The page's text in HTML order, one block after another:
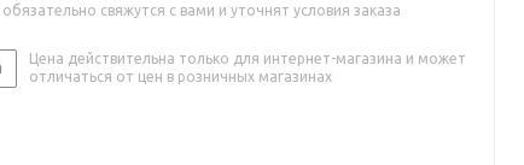
свяжутся с вами и уточнят условия заказа
Цена действительна только для интернет-магазина и может
отличаться от цен в розничных магазинах